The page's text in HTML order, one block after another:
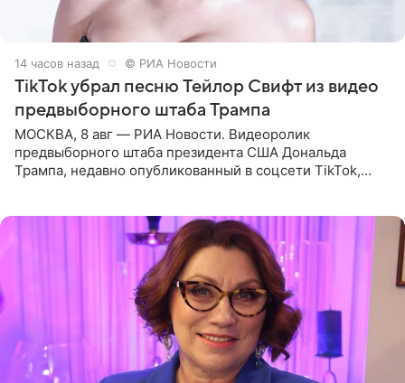
14 часов назад © РИА Новости
TikTok убрал песню Тейлор Свифт из видео
предвыборного штаба Трампа
МОСКВА, 8 авг — РИА Новости. Видеоролик
предвыборного штаба президента США Дональда
Трампа, недавно опубликованный в соцсети TikTok,